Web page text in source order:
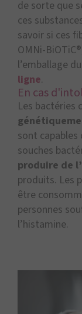
de sorte que
ces
savoir si ces
OMNi-
l’emballage
ligne.
En cas
Les bactéries
sont capables
souches
produire de
produits. Les
être
personnes
l’histamine.